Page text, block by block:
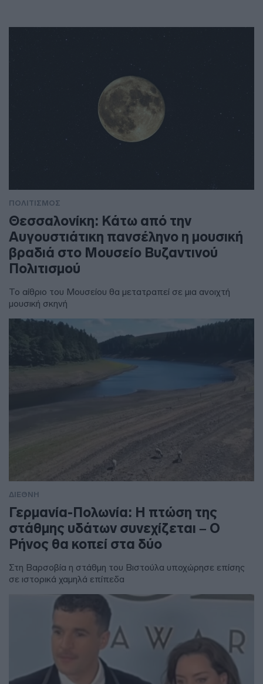
ΠΟΛΙΤΙΣΜΟΣ
Θεσσαλονίκη: Κάτω από την
Αυγουστιάτικη πανσέληνο η μουσική
βραδιά στο Μουσείο Βυζαντινού
Πολιτισμού
Το αίθριο του Μουσείου θα μετατραπεί σε μια ανοιχτή
μουσική σκηνή
ΔΙΕΘΝΗ
Γερμανία-Πολωνία: Η πτώση της
στάθμης υδάτων συνεχίζεται – Ο
Ρήνος θα κοπεί στα δύο
Στη Βαρσοβία η στάθμη του Βιστούλα υποχώρησε επίσης
σε ιστορικά χαμηλά επίπεδα